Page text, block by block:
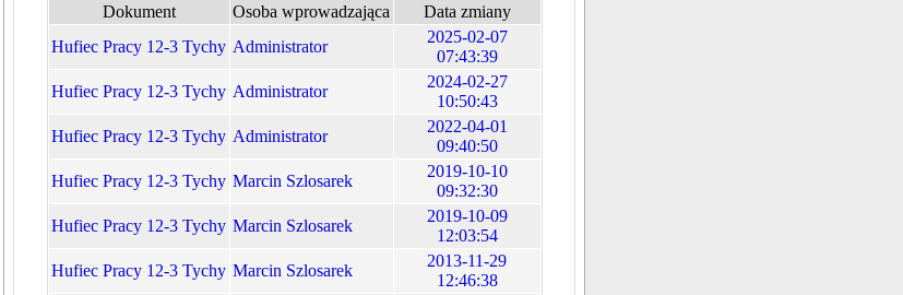
Dokument Osoba wprowadzająca
Data zmiany
Hufiec Pracy 12-3 Tychy Administrator
2025-02-07
07:43:39
Hufiec Pracy 12-3 Tychy Administrator
2024-02-27
10:50:43
Hufiec Pracy 12-3 Tychy Administrator
2022-04-01
09:40:50
Hufiec Pracy 12-3 Tychy Marcin Szlosarek
2019-10-10
09:32:30
Hufiec Pracy 12-3 Tychy Marcin Szlosarek
2019-10-09
12:03:54
Hufiec Pracy 12-3 Tychy Marcin Szlosarek
2013-11-29
12:46:38